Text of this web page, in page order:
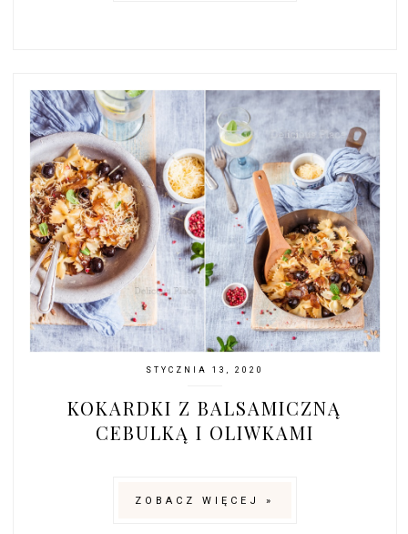
STYCZNIA 13, 2020
KOKARDKI Z BALSAMICZNĄ
CEBULKĄ I OLIWKAMI
ZOBACZ WIĘCEJ »